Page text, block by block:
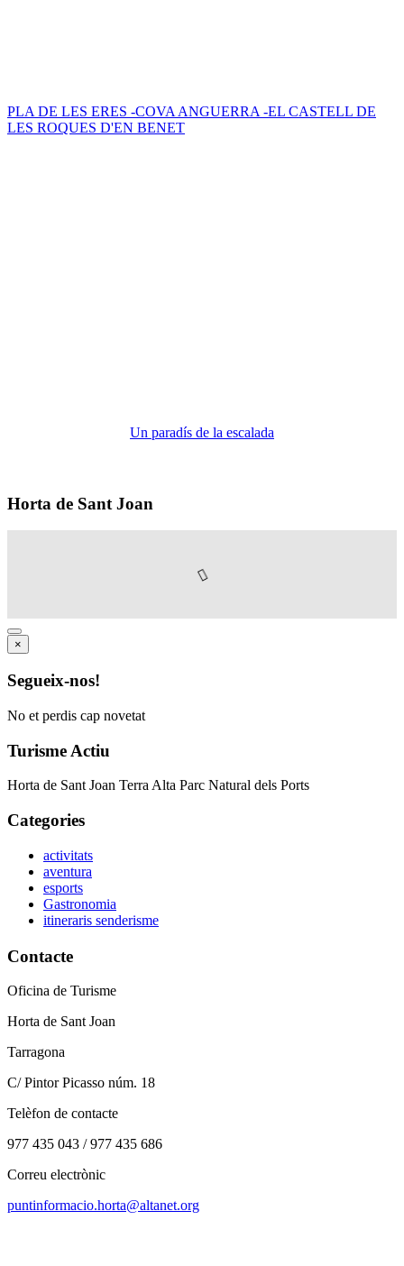
PLA DE LES ERES -COVA ANGUERRA -EL CASTELL DE
LES ROQUES D'EN BENET
Un paradís de la escalada
Horta de Sant Joan
×
Segueix-nos!
No et perdis cap novetat
Turisme Actiu
Horta de Sant Joan Terra Alta Parc Natural dels Ports
Categories
activitats
aventura
esports
Gastronomia
itineraris senderisme
Contacte
Oficina de Turisme
Horta de Sant Joan
Tarragona
C/ Pintor Picasso núm. 18
Telèfon de contacte
977 435 043 / 977 435 686
Correu electrònic
puntinformacio.horta@altanet.org